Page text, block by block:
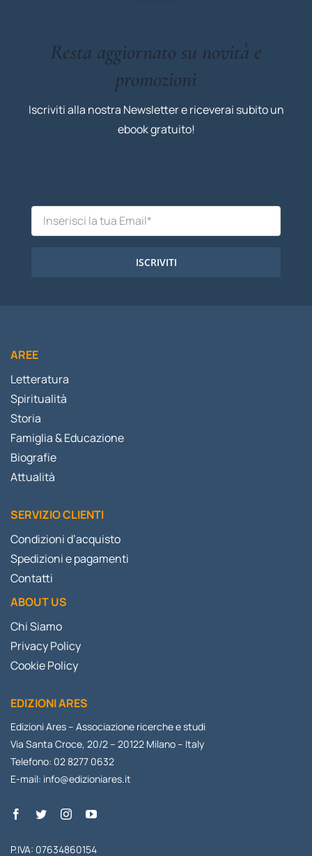
Resta aggiornato su novità e
promozioni
Iscriviti alla nostra Newsletter e riceverai subito un
ebook gratuito!
ISCRIVITI
AREE
Letteratura
Spiritualità
Storia
Famiglia & Educazione
Biografie
Attualità
SERVIZIO CLIENTI
Condizioni d’acquisto
Spedizioni e pagamenti
Contatti
ABOUT US
Chi Siamo
Privacy Policy
Cookie Policy
EDIZIONI ARES
Edizioni Ares – Associazione ricerche e studi
Via Santa Croce, 20/2 – 20122 Milano – Italy
Telefono: 02 8277 0632
E-mail: info@edizioniares.it
P.IVA: 07634860154